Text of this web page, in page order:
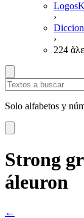
›
›
224
Solo alfabetos y
Strong
áleuron
←